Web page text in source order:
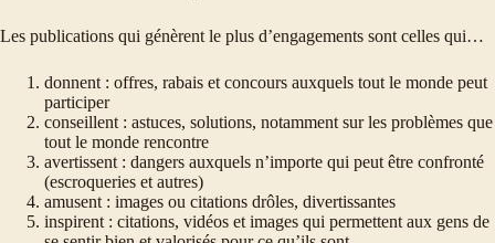
Les publications qui génèrent le plus d’engagements sont celles qui…
donnent : offres, rabais et concours auxquels tout le monde peut
participer
conseillent : astuces, solutions, notamment sur les problèmes que
tout le monde rencontre
avertissent : dangers auxquels n’importe qui peut être confronté
(escroqueries et autres)
amusent : images ou citations drôles, divertissantes
inspirent : citations, vidéos et images qui permettent aux gens de